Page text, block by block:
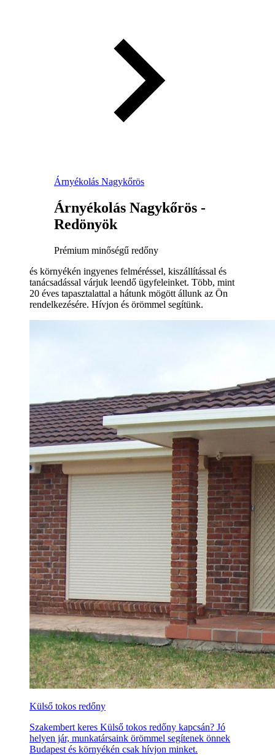
Árnyékolás Nagykőrös
Árnyékolás Nagykőrös -
Redönyök
Prémium minőségű redőny
és környékén ingyenes felméréssel, kiszállítással és
tanácsadással várjuk leendő ügyfeleinket. Több, mint
20 éves tapasztalattal a hátunk mögött állunk az Ön
rendelkezésére. Hívjon és örömmel segítünk.
Külső tokos redőny
Szakembert keres Külső tokos redőny kapcsán? Jó
helyen jár, munkatársaink örömmel segítenek önnek
Budapest és környékén csak hívjon minket.